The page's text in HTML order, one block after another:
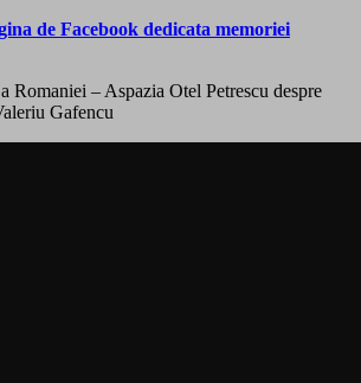
de Facebook dedicata memoriei
Romaniei – Aspazia Otel Petrescu despre
Gafencu